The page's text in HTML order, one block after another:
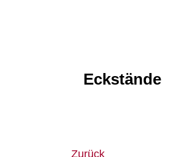
Eckstände
Zurück